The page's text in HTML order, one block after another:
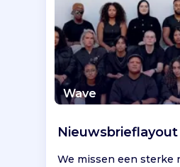
Wave
We missen een sterke